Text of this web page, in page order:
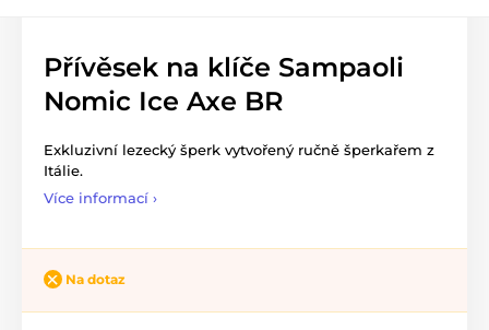
Přívěsek na klíče Sampaoli
Nomic Ice Axe BR
Exkluzivní lezecký šperk vytvořený ručně šperkařem z
Itálie.
Více informací ›
Na dotaz